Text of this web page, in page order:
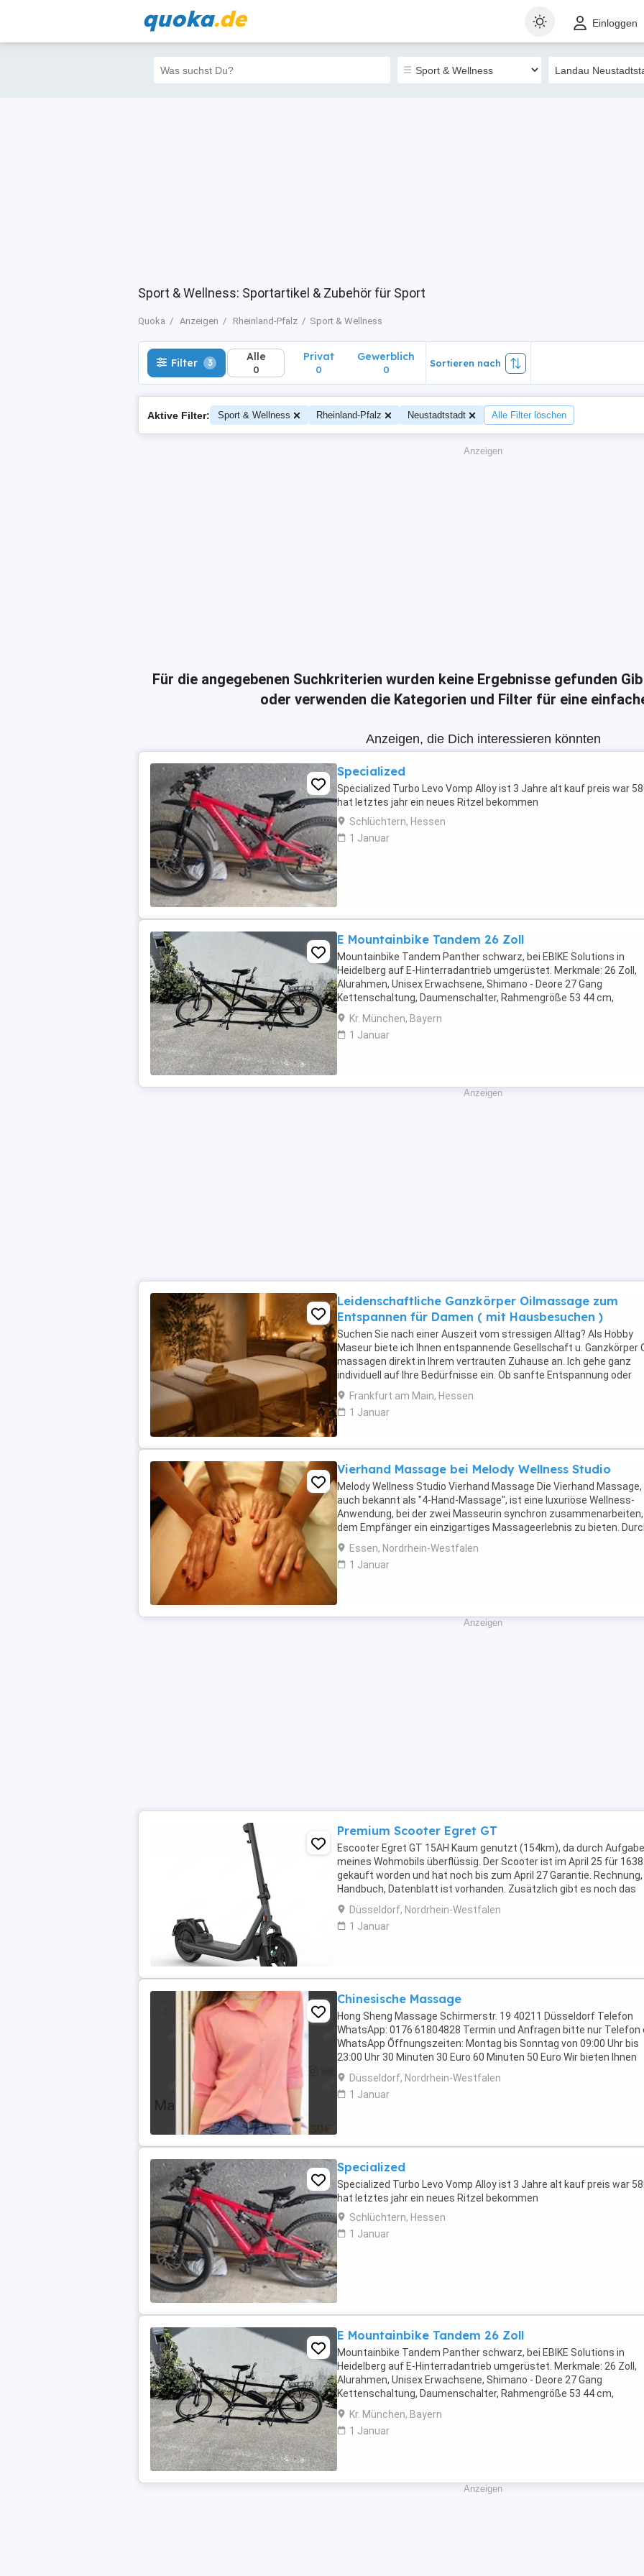
quoka.de Einloggen
Sport & Wellness: Sportartikel & Zubehör für Sport
Quoka Anzeigen Rheinland-Pfalz Sport & Wellness
Filter 3 Alle
0
Filter 3 Alle
0
Privat
0
Gewerblich
0
Sortieren nach
Aktive Filter: Sport & Wellness Rheinland-Pfalz Neustadtstadt Alle Filter löschen
Anzeigen
Für die angegebenen Suchkriterien wurden keine Ergebnisse gefunden
oder verwenden die Kategorien und Filter für eine
Anzeigen, die Dich interessieren könnten
Specialized
Specialized Turbo Levo Vomp Alloy ist 3 Jahre alt kauf preis war
hat letztes jahr ein neues Ritzel bekommen
Schlüchtern, Hessen
1 Januar
E Mountainbike Tandem 26 Zoll
Mountainbike Tandem Panther schwarz, bei EBIKE Solutions in
Heidelberg auf E-Hinterradantrieb umgerüstet. Merkmale: 26 Zoll,
Alurahmen, Unisex Erwachsene, Shimano - Deore 27 Gang
Kettenschaltung, Daumenschalter, Rahmengröße 53 44 cm,
Federgabel, Faltreifen, hydraulische Scheibenbremsen, Downhill-
Lenker, ...
Kr. München, Bayern
1 Januar
Anzeigen
Leidenschaftliche Ganzkörper Oilmassage zum
Entspannen für Damen ( mit Hausbesuchen )
Suchen Sie nach einer Auszeit vom stressigen Alltag? Als Hobby
Maseur biete ich Ihnen entspannende Gesellschaft u. Ganzkörper
massagen direkt in Ihrem vertrauten Zuhause an. Ich gehe ganz
individuell auf Ihre Bedürfnisse ein. Ob sanfte Entspannung oder
kräftigere Griffe bei hartnäckigen Verspannungen. ...
Frankfurt am Main, Hessen
1 Januar
Vierhand Massage bei Melody Wellness Studio
Melody Wellness Studio Vierhand Massage Die Vierhand Massage,
auch bekannt als "4-Hand-Massage", ist eine luxuriöse Wellness-
Anwendung, bei der zwei Masseurin synchron
dem Empfänger ein einzigartiges Massageerlebnis zu bieten.
koordinierten Bewegungen der beiden Therapeuten ...
Essen, Nordrhein-Westfalen
1 Januar
Anzeigen
Premium Scooter Egret GT
Escooter Egret GT 15AH Kaum genutzt (154km), da durch Aufgabe
meines Wohmobils überflüssig. Der Scooter ist im April 25 für 1638
gekauft worden und hat noch bis zum April 27 Garantie. Rechnung,
Handbuch, Datenblatt ist vorhanden. Zusätzlich gibt es noch das
Original Seilschloss und die Handyhalterung ...
Düsseldorf, Nordrhein-Westfalen
1 Januar
Chinesische Massage
Hong Sheng Massage Schirmerstr. 19 40211 Düsseldorf Telefon
WhatsApp: 0176 61804828 Termin und Anfragen bitte nur Telefon
WhatsApp Őffnungszeiten: Montag bis Sonntag von 09:00 Uhr bis
23:00 Uhr 30 Minuten 30 Euro 60 Minuten 50 Euro Wir bieten Ihnen
Traditionelle chinesische Massagen ...
Düsseldorf, Nordrhein-Westfalen
1 Januar
Specialized
Specialized Turbo Levo Vomp Alloy ist 3 Jahre alt kauf preis war
hat letztes jahr ein neues Ritzel bekommen
Schlüchtern, Hessen
1 Januar
E Mountainbike Tandem 26 Zoll
Mountainbike Tandem Panther schwarz, bei EBIKE Solutions in
Heidelberg auf E-Hinterradantrieb umgerüstet. Merkmale: 26 Zoll,
Alurahmen, Unisex Erwachsene, Shimano - Deore 27 Gang
Kettenschaltung, Daumenschalter, Rahmengröße 53 44 cm,
Federgabel, Faltreifen, hydraulische Scheibenbremsen, Downhill-
Lenker, ...
Kr. München, Bayern
1 Januar
Anzeigen